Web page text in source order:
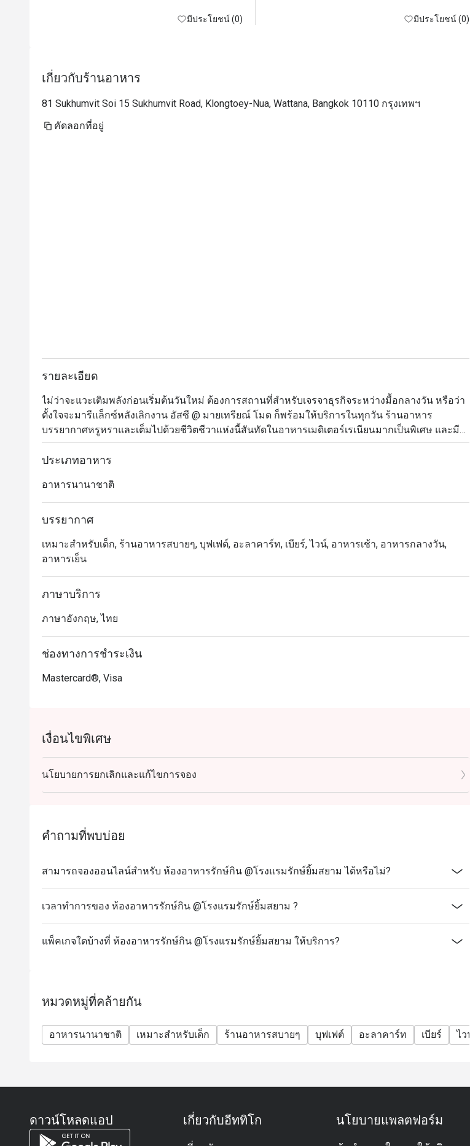
มีประโยชน์ (0) มีประโยชน์ (0)
เกี่ยวกับร้านอาหาร
81 Sukhumvit Soi 15 Sukhumvit Road, Klongtoey-Nua, Wattana, Bangkok 10110 กรุงเทพฯ
คัดลอกที่อยู่
รายละเอียด
ไม่ว่าจะแวะเติมพลังก่อนเริ่มต้นวันใหม่ ต้องการสถานที่สำหรับเจรจาธุรกิจระหว่างมื้อกลางวัน หรือว่า
ตั้งใจจะมารีแล็กซ์หลังเลิกงาน อัสซี @ มายเทรียณ์ โมด ก็พร้อมให้บริการในทุกวัน ร้านอาหาร
บรรยากาศหรูหราและเต็มไปด้วยชีวิตชีวาแห่งนี้สันทัดในอาหารเมดิเตอร์เรเนียนมากเป็นพิเศษ และมี
เชฟที่มีประสบการณ์ในระดับมิชลินสตาร์คอยดูแล โดยมีบริการทั้งแบบบุฟเฟ่ต์และอลาคาร์ทตามใจ
ลูกค้า จานเด็ดที่เชฟแนะนำให้ลอง ได้แก่ เนื้อย่างเสียบไม้เสิร์ฟพร้อมพริกหยวก ผักโขม และมันบด และ
ประเภทอาหาร
อาหารนานาชาติ
บรรยากาศ
เหมาะสำหรับเด็ก, ร้านอาหารสบายๆ, บุฟเฟต์, อะลาคาร์ท, เบียร์, ไวน์, อาหารเช้า, อาหารกลางวัน,
อาหารเย็น
ภาษาบริการ
ภาษาอังกฤษ, ไทย
ช่องทางการชำระเงิน
Mastercard®, Visa
เงื่อนไขพิเศษ
นโยบายการยกเลิกและแก้ไขการจอง
คำถามที่พบบ่อย
สามารถจองออนไลน์สำหรับ ห้องอาหารรักษ์กิน @โรงแรมรักษ์ยิ้มสยาม ได้หรือไม่?
เวลาทำการของ ห้องอาหารรักษ์กิน @โรงแรมรักษ์ยิ้มสยาม ?
แพ็คเกจใดบ้างที่ ห้องอาหารรักษ์กิน @โรงแรมรักษ์ยิ้มสยาม ให้บริการ?
หมวดหมู่ที่คล้ายกัน
อาหารนานาชาติ เหมาะสำหรับเด็ก ร้านอาหารสบายๆ บุฟเฟต์ อะลาคาร์ท เบียร์ ไวน์
ดาวน์โหลดแอป เกี่ยวกับอีททิโก นโยบายแพลตฟอร์ม